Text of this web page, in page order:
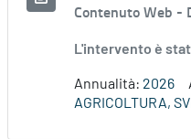
Contenuto Web -
L'intervento è
Annualità: 2026
AGRICOLTURA,